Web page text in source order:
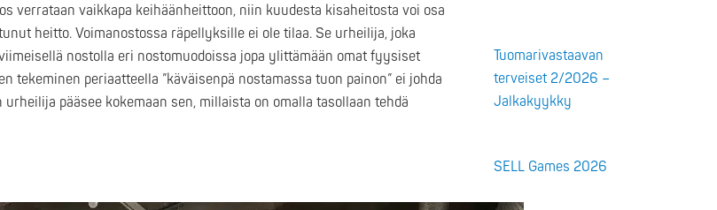
verrataan vaikkapa keihäänheittoon, niin kuudesta kisaheitosta voi osa
heitto. Voimanostossa räpellyksille ei ole tilaa. Se urheilija, joka
nostolla eri nostomuodoissa jopa ylittämään omat fyysiset
periaatteella ”käväisenpä nostamassa tuon painon” ei johda
pääsee kokemaan sen, millaista on omalla tasollaan tehdä
Tuomarivastaavan
terveiset 2/2026 –
Jalkakyykky
SELL Games 2026